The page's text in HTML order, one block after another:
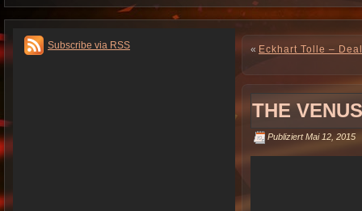
Subscribe via RSS « Eckhart Tolle –
THE
Publiziert Mai 12, 2015